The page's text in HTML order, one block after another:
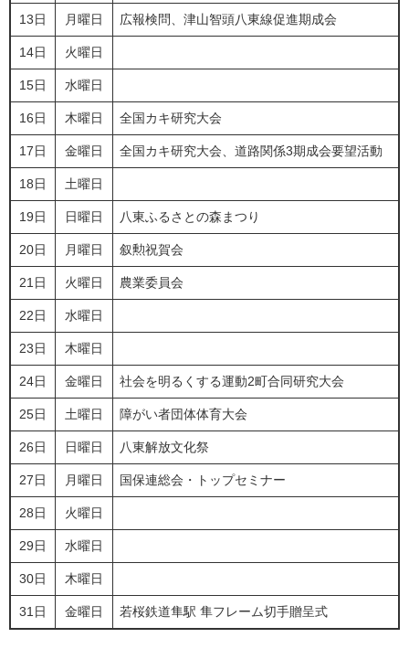
13日 月曜日 広報検問、津山智頭八東線促進期成会
14日 火曜日
15日 水曜日
16日 木曜日 全国カキ研究大会
17日 金曜日 全国カキ研究大会、道路関係3期成会要望活動
18日 土曜日
19日 日曜日 八東ふるさとの森まつり
20日 月曜日 叙勲祝賀会
21日 火曜日 農業委員会
22日 水曜日
23日 木曜日
24日 金曜日 社会を明るくする運動2町合同研究大会
25日 土曜日 障がい者団体体育大会
26日 日曜日 八東解放文化祭
27日 月曜日 国保連総会・トップセミナー
28日 火曜日
29日 水曜日
30日 木曜日
31日 金曜日 若桜鉄道隼駅 隼フレーム切手贈呈式